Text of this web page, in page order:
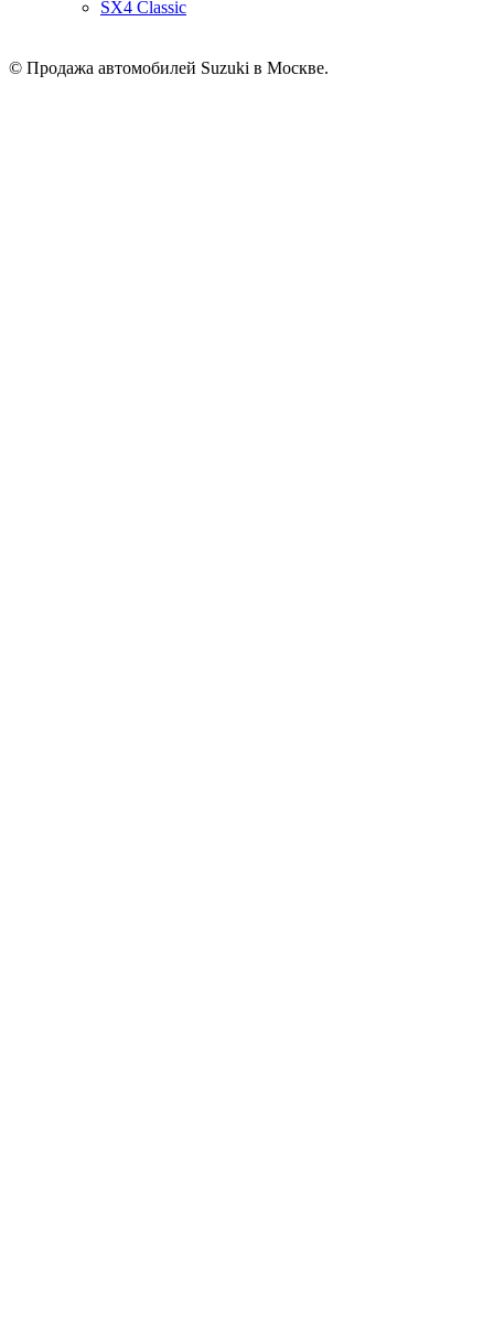
SX4 Classic
© Продажа автомобилей Suzuki в Москве.